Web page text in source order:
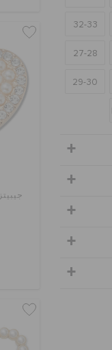
32-33
27-28
29-30